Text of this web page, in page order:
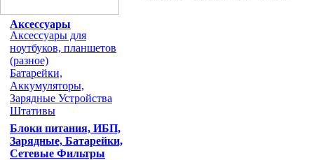
Аксессуары
Аксессуары для
ноутбуков, планшетов
(разное)
Батарейки,
Аккумуляторы,
Зарядные Устройства
Штативы
Блоки питания, ИБП,
Зарядные, Батарейки,
Сетевые Фильтры